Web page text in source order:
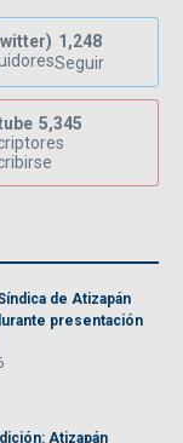
1,248
Seguir
5,345
de Atizapán
presentación
Atizapán